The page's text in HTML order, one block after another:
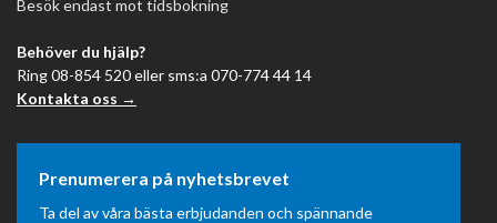
Besök endast mot tidsbokning
Behöver du hjälp?
Ring 08-854 520 eller sms:a 070-774 44 14
Kontakta oss →
Prenumerera på nyhetsbrevet
Ta del av våra bästa erbjudanden och spännande